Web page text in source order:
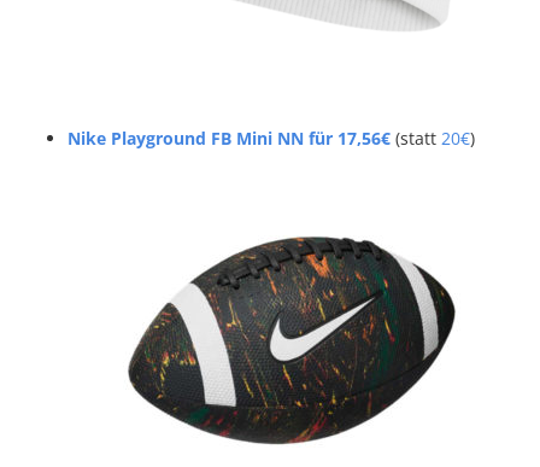
Nike Playground FB Mini NN für 17,56€ (statt 20€)